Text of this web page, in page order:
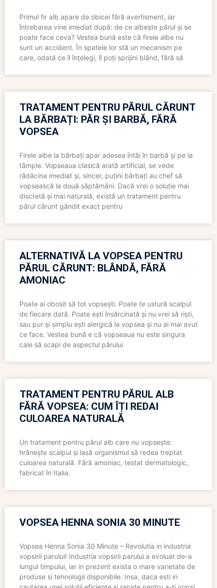
Primul fir alb apare de obicei fără avertisment, iar
întrebarea vine imediat după: de ce albește părul și se
poate face ceva? Vestea bună este că firele albe nu
sunt un accident. În spatele lor stă un mecanism pe
care, odată ce îl înțelegi, îl poți sprijini blând, fără să
TRATAMENT PENTRU PĂRUL CĂRUNT
LA BĂRBAȚI: PĂR ȘI BARBĂ, FĂRĂ
VOPSEA
Firele albe la bărbați apar adesea întâi în barbă și pe la
tâmple. Vopseaua clasică arată artificial, se vede
rădăcina imediat și, sincer, puțini bărbați au chef să
vopsească la două săptămâni. Dacă vrei o soluție mai
discretă și mai naturală, există un tratament pentru
părul cărunt gândit exact pentru
ALTERNATIVĂ LA VOPSEA PENTRU
PĂRUL CĂRUNT: BLÂNDĂ, FĂRĂ
AMONIAC
Poate ai obosit să tot vopsești. Poate te ustură scalpul
de fiecare dată. Poate ești însărcinată și nu vrei să riști,
sau pur și simplu ești alergică la vopsea și nu ai mai avut
ce face. Vestea bună e că vopseaua nu este singura
cale să scapi de aspectul părului
TRATAMENT PENTRU PĂRUL ALB
FĂRĂ VOPSEA: CUM ÎȚI REDAI
CULOAREA NATURALĂ
Un tratament pentru părul alb care nu vopsește:
hrănește scalpul și lasă organismul să redea treptat
culoarea naturală. Fără amoniac, testat dermatologic,
fabricat în Italia.
VOPSEA HENNA SONIA 30 MINUTE
Vopsea Henna Sonia 30 Minute – Revolutia in industria
vopsirii parului! Industria vopsirii parului a evoluat de-a
lungul timpului, iar in prezent exista o mare varietate de
produse si tehnologii disponibile. Insa, daca esti in